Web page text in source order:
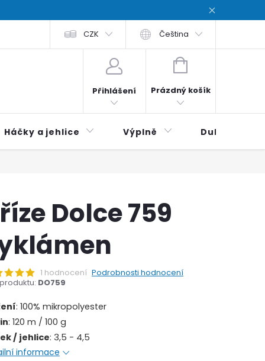
podmínky Zásady ochrana osobních údajů / Privacy
CZK Čeština
Přihlášení
NÁKUPNÍ
Prázdný košík
Háčky a jehlice Výplně Duhová
Dolce 759
1 hodnocení Podrobnosti hodnocení
DO759
: 100% mikropolyester
: 120 m / 100 g
/ jehlice: 3,5 - 4,5
informace